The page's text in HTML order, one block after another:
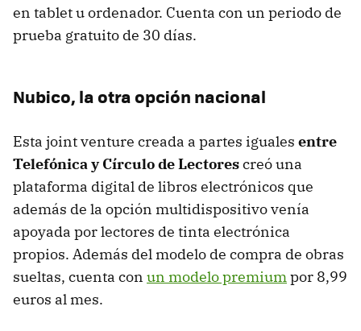
en tablet u ordenador. Cuenta con un periodo de
prueba gratuito de 30 días.
Nubico, la otra opción nacional
Esta joint venture creada a partes iguales entre
Telefónica y Círculo de Lectorescreó una
plataforma digital de libros electrónicos que
además de la opción multidispositivo venía
apoyada por lectores de tinta electrónica
propios. Además del modelo de compra de obras
sueltas, cuenta con un modelo premiumpor 8,99
euros al mes.